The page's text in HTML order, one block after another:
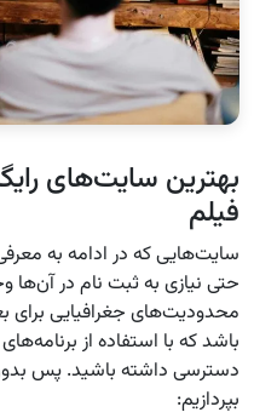
بهترین سایت‌های
فیلم
سایت‌هایی که در ادامه به
حتی نیازی به ثبت نام در
محدودیت‌های جغرافیایی برای
باشد که با استفاده از
دسترسی داشته باشید. پس
بپردازیم: